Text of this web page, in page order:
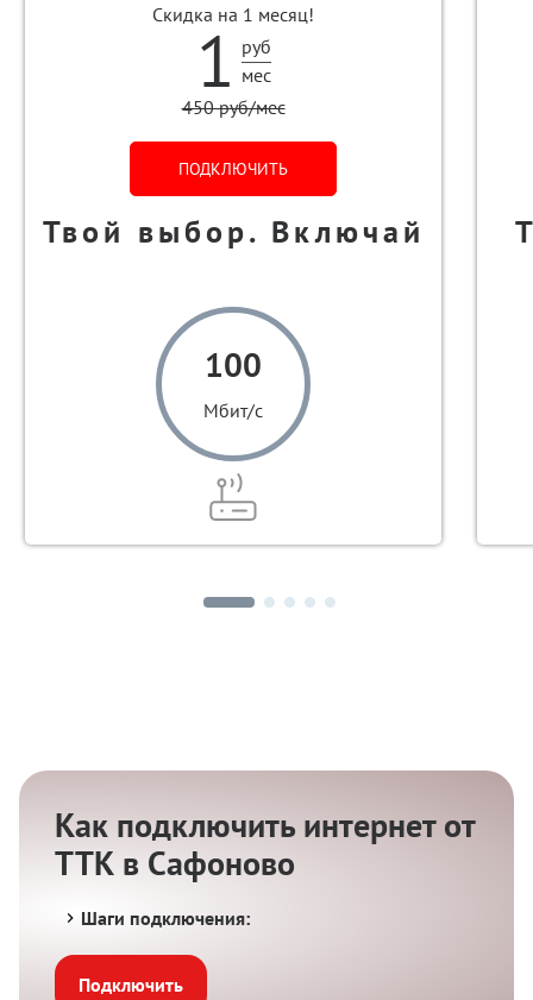
Скидка на 1 месяц!
1 руб
мес
450 руб/мес
ПОДКЛЮЧИТЬ
Твой выбор. Включай
100
Мбит/с
Как подключить интернет от
ТТК в Сафоново
Шаги подключения:
Подключить